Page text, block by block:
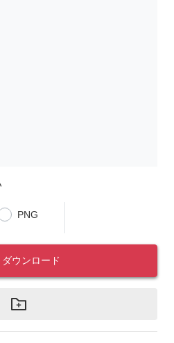
PNG
ダウンロード